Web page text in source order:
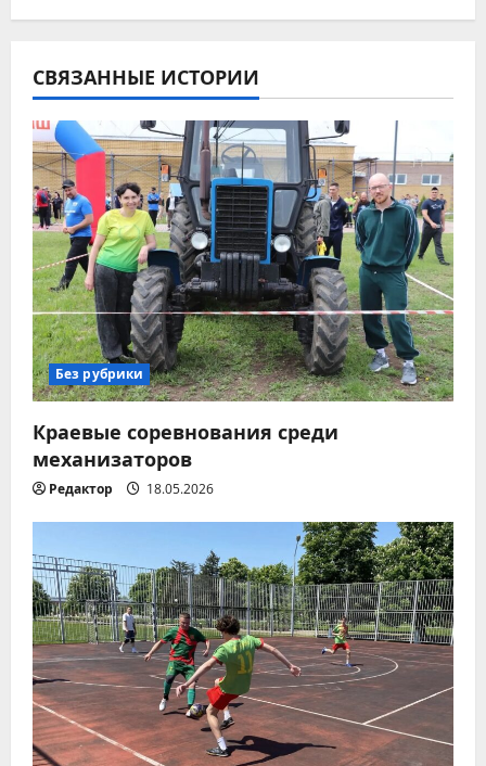
а
ц
и
я
п
о
з
а
п
и
с
я
м
СВЯЗАННЫЕ ИСТОРИИ
Без рубрики
Краевые соревнования среди
механизаторов
Редактор 18.05.2026